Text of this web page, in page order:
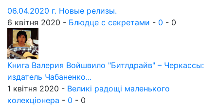
06.04.2020 г. Новые релизы.
6 квітня 2020 - Блюдце с секретами - 0 - 0
Книга Валерия Войшвило "Битлдрайв" – Черкассы:
издатель Чабаненко...
1 квітня 2020 - Великі радощі маленького
колекціонера - 0 - 0